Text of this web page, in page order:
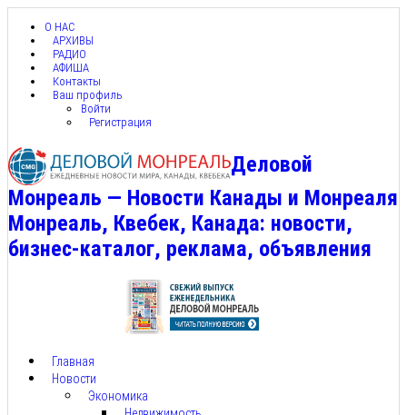
О НАС
АРХИВЫ
РАДИО
АФИША
Контакты
Ваш профиль
Войти
Регистрация
Деловой
Монреаль — Новости Канады и Монреаля
Монреаль, Квебек, Канада: новости,
бизнес-каталог, реклама, объявления
Главная
Новости
Экономика